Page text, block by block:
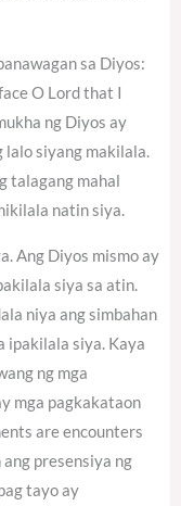
sa Diyos:
O Lord that I
ng Diyos ay
lalo siyang makilala.
talagang mahal
natin siya.
Ang Diyos mismo ay
siya sa atin.
niya ang simbahan
ipakilala siya. Kaya
ng mga
mga pagkakataon
are encounters
presensiya ng
tayo ay